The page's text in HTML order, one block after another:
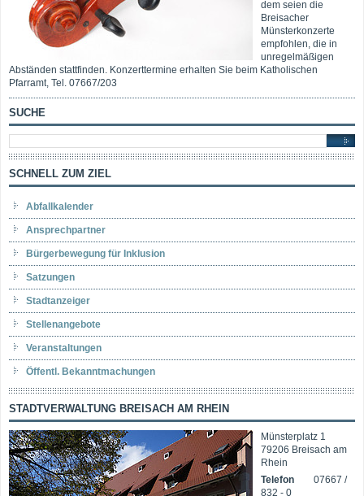
dem seien die
Breisacher
Münsterkonzerte
empfohlen, die in
unregelmäßigen
Abständen stattfinden. Konzerttermine erhalten Sie beim Katholischen
Pfarramt, Tel. 07667/203
SUCHE
SCHNELL ZUM ZIEL
Abfallkalender
Ansprechpartner
Bürgerbewegung für Inklusion
Satzungen
Stadtanzeiger
Stellenangebote
Veranstaltungen
Öffentl. Bekanntmachungen
STADTVERWALTUNG BREISACH AM RHEIN
Münsterplatz 1
79206 Breisach am
Rhein
Telefon
07667 /
832 - 0